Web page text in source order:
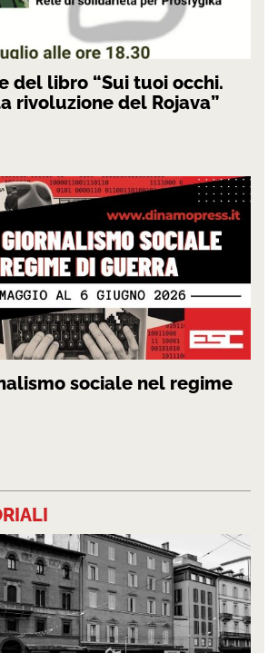
del libro “Sui tuoi occhi.
rivoluzione del Rojava”
sociale nel regime